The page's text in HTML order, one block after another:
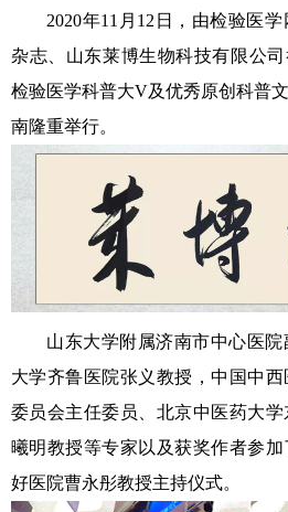
2020年11月12日，由检验医
杂志、山东莱博生物科技有限公司
检验医学科普大V及优秀原创科普
南隆重举行。
山东大学附属济南市中心医
大学齐鲁医院张义教授，中国中
委员会主任委员、北京中医药大
曦明教授等专家以及获奖作者参
好医院曹永彤教授主持仪式。